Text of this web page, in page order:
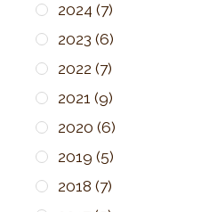
2024 (7)
2023 (6)
2022 (7)
2021 (9)
2020 (6)
2019 (5)
2018 (7)